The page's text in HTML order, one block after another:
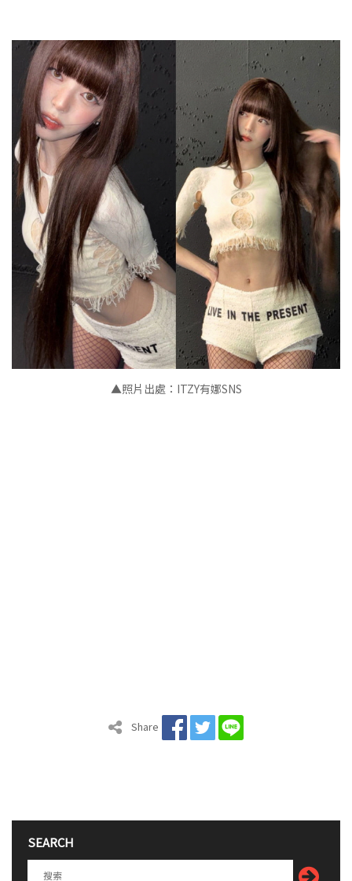
▲照片出處：ITZY有娜SNS
Share
SEARCH